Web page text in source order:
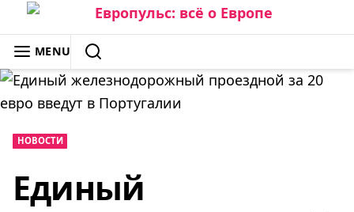
Skip
to
content
ЕВРОПУЛЬС: ВСЁ О ЕВРОПЕ
MENU
SEARCH
НОВОСТИ
Единый